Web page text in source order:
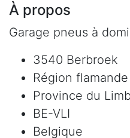
À propos
Garage pneus à
3540 Berbroek
Région flamande
Province du
BE-VLI
Belgique